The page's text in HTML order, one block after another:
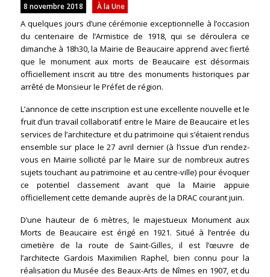
8 novembre 2018 À la Une
A quelques jours d’une cérémonie exceptionnelle à l’occasion
du centenaire de l’Armistice de 1918, qui se déroulera ce
dimanche à 18h30, la Mairie de Beaucaire apprend avec fierté
que le monument aux morts de Beaucaire est désormais
officiellement inscrit au titre des monuments historiques par
arrêté de Monsieur le Préfet de région.
L’annonce de cette inscription est une excellente nouvelle et le
fruit d’un travail collaboratif entre le Maire de Beaucaire et les
services de l’architecture et du patrimoine qui s’étaient rendus
ensemble sur place le 27 avril dernier (à l’issue d’un rendez-
vous en Mairie sollicité par le Maire sur de nombreux autres
sujets touchant au patrimoine et au centre-ville) pour évoquer
ce potentiel classement avant que la Mairie appuie
officiellement cette demande auprès de la DRAC courant juin.
D’une hauteur de 6 mètres, le majestueux Monument aux
Morts de Beaucaire est érigé en 1921. Situé à l’entrée du
cimetière de la route de Saint-Gilles, il est l’œuvre de
l’architecte Gardois Maximilien Raphel, bien connu pour la
réalisation du Musée des Beaux-Arts de Nîmes en 1907, et du